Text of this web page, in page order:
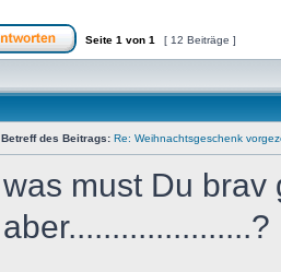
Seite 1 von 1 [ 12 Beiträge ]
Betreff des Beitrags: Re: Weihnachtsgeschenk
was must Du brav